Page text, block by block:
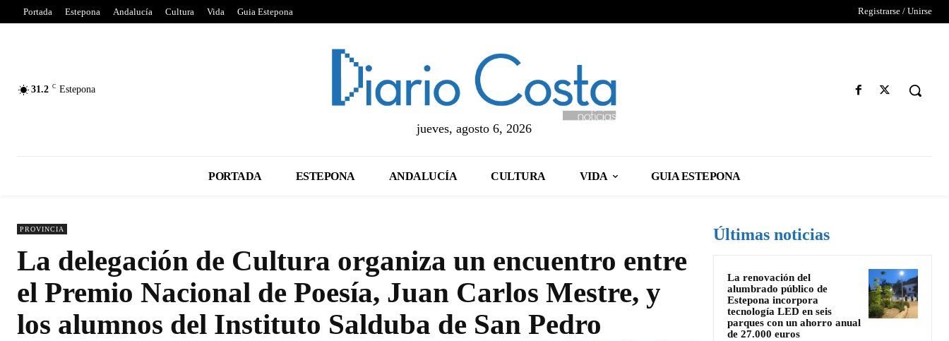
Portada Estepona Andalucía Cultura Vida Guia Estepona Registrarse / Unirse
31.2 C Estepona
jueves, agosto 6, 2026
PORTADA ESTEPONA ANDALUCÍA CULTURA VIDA GUIA ESTEPONA
PROVINCIA
La delegación de Cultura organiza un encuentro entre
el Premio Nacional de Poesía, Juan Carlos Mestre, y
los alumnos del Instituto Salduba de San Pedro
Últimas noticias
La renovación del
alumbrado público de
Estepona incorpora
tecnología LED en seis
parques con un ahorro anual
de 27.000 euros